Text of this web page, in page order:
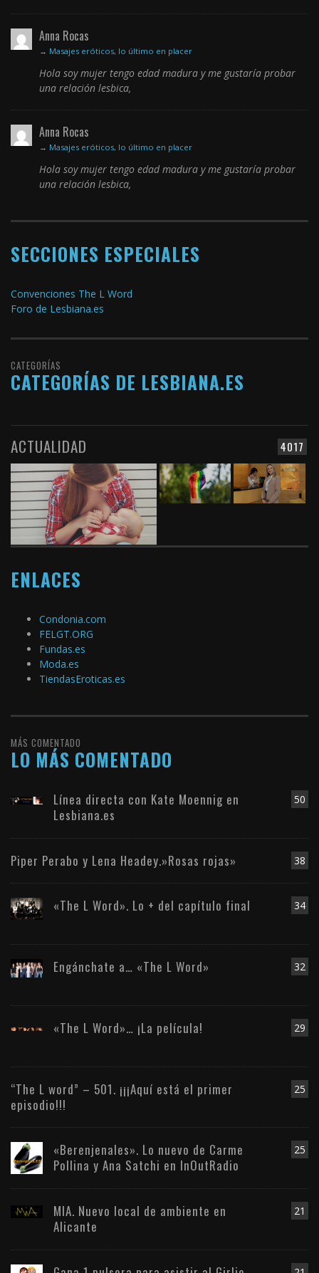
Anna Rocas
→ Masajes eróticos, lo último en placer
Hola soy mujer tengo edad madura y me gustaría probar
una relación lesbica,
Anna Rocas
→ Masajes eróticos, lo último en placer
Hola soy mujer tengo edad madura y me gustaría probar
una relación lesbica,
SECCIONES ESPECIALES
Convenciones The L Word
Foro de Lesbiana.es
CATEGORÍAS
CATEGORÍAS DE LESBIANA.ES
4017
ACTUALIDAD
ENLACES
Condonia.com
FELGT.ORG
Fundas.es
Moda.es
TiendasEroticas.es
MÁS COMENTADO
LO MÁS COMENTADO
50
Línea directa con Kate Moennig en
Lesbiana.es
38
Piper Perabo y Lena Headey.»Rosas rojas»
34
«The L Word». Lo + del capítulo final
32
Engánchate a… «The L Word»
29
«The L Word»… ¡La película!
25
“The L word” – 501. ¡¡¡Aquí está el primer
episodio!!!
25
«Berenjenales». Lo nuevo de Carme
Pollina y Ana Satchi en InOutRadio
21
MIA. Nuevo local de ambiente en
Alicante